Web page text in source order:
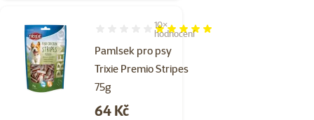
Pamlsek pro psy
Trixie Premio Stripes
75g
Hodnocení 100%, počet hodnocení: 10
10×
hodnocení
Cena
64 Kč